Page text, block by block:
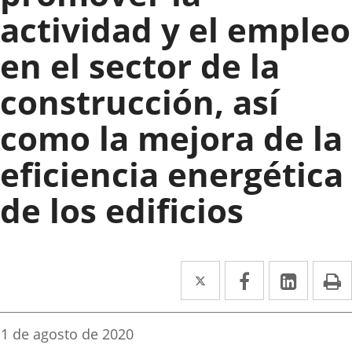
actividad y el empleo
en el sector de la
construcción, así
como la mejora de la
eficiencia energética
de los edificios
Twitter
Enlace
a
Facebook
Enlace
a
Enlace
a
Fecha
1 de agosto de 2020